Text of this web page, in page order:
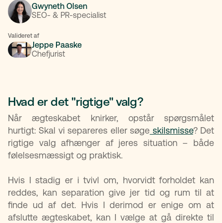
Gwyneth Olsen
SEO- & PR-specialist
Valideret af
Jeppe Paaske
Chefjurist
Hvad er det "rigtige" valg?
Når ægteskabet knirker, opstår spørgsmålet
hurtigt: Skal vi separeres eller søge skilsmisse? Det
rigtige valg afhænger af jeres situation – både
følelsesmæssigt og praktisk.
Hvis I stadig er i tvivl om, hvorvidt forholdet kan
reddes, kan separation give jer tid og rum til at
finde ud af det. Hvis I derimod er enige om at
afslutte ægteskabet, kan I vælge at gå direkte til